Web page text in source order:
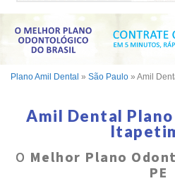
Plano Amil Dental » São Paulo » Amil
Amil Dental
O Melhor Plano
PE